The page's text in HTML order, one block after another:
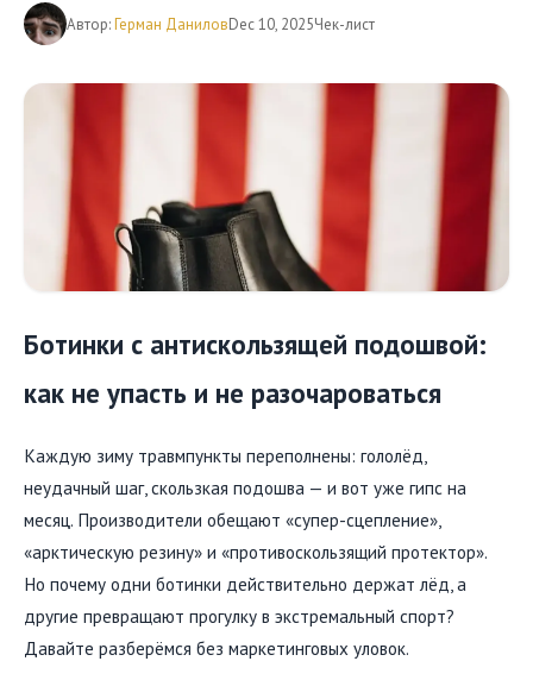
Автор:Герман ДаниловDec 10, 2025Чек-лист
Ботинки с антискользящей подошвой:
как не упасть и не разочароваться
Каждую зиму травмпункты переполнены: гололёд,
неудачный шаг, скользкая подошва — и вот уже гипс на
месяц. Производители обещают «супер-сцепление»,
«арктическую резину» и «противоскользящий протектор».
Но почему одни ботинки действительно держат лёд, а
другие превращают прогулку в экстремальный спорт?
Давайте разберёмся без маркетинговых уловок.